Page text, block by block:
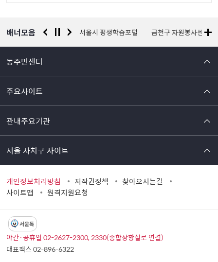
배너모음
경찰청 유실물 통합포털 서울시 평생학습포털 금천구 자원봉사센터
동주민센터
주요사이트
관내주요기관
서울 자치구 사이트
개인정보처리방침 저작권정책
찾아오시는길
사이트맵
원격지원요청
서울톡
야간·공휴일 02-2627-2300, 2330(종합상황실로 연결)
대표팩스 02-896-6322